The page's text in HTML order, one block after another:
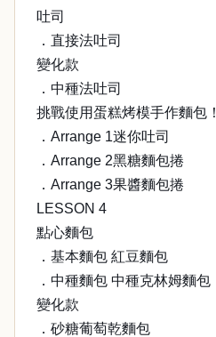
吐司
．直接法吐司
變化款
．中種法吐司
挑戰使用蛋糕烤模手作麵包！
．Arrange 1迷你吐司
．Arrange 2黑糖麵包捲
．Arrange 3果醬麵包捲
LESSON 4
點心麵包
．基本麵包 紅豆麵包
．中種麵包 中種克林姆麵包
變化款
．砂糖葡萄乾麵包